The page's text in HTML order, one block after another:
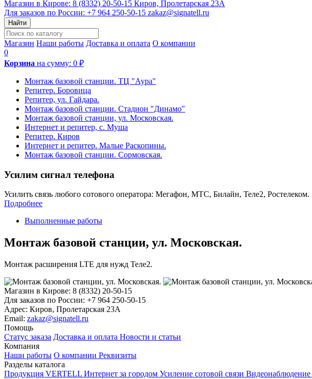
Магазин в Кирове: 8 (8332) 20-50-15 Киров, Пролетарская 23А
Для заказов по России: +7 964 250-50-15 zakaz@signatell.ru
Найти
Магазин Наши работы Доставка и оплата О компании
0
Корзина на сумму: 0 ₽
Монтаж базовой станции. ТЦ "Аура"
Репитер. Боровица
Репитер, ул. Гайдара.
Монтаж базовой станции. Стадион "Динамо"
Монтаж базовой станции, ул. Московская.
Интернет и репитер, с. Муша
Репитер. Киров
Интернет и репитер. Малые Раскопины.
Монтаж базовой станции. Сормовская.
Усилим сигнал телефона
Усилить связь любого сотового оператора: Мегафон, МТС, Билайн, Теле2, Ростелеком.
Подробнее
Выполненные работы
Монтаж базовой станции, ул. Московская.
Монтаж расширения LTE для нужд Теле2.
Магазин в Кирове: 8 (8332) 20-50-15
Для заказов по России: +7 964 250-50-15
Адрес: Киров, Пролетарская 23А
Email: zakaz@signatell.ru
Помощь
Статус заказа Доставка и оплата Новости и статьи
Компания
Наши работы О компании Реквизиты
Разделы каталога
Продукция VERTELL Интернет за городом Усиление сотовой связи Видеонаблюдение